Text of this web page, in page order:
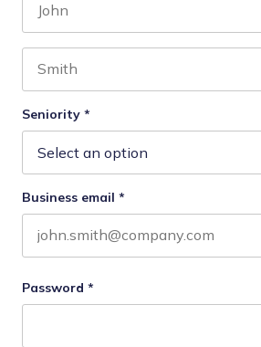
Seniority *
Business email *
Password *